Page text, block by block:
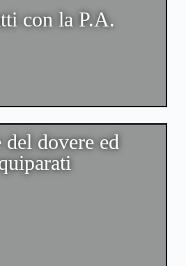
con la P.A.
dovere ed